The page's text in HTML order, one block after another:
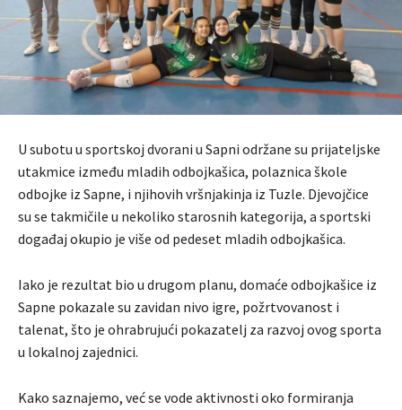
U subotu u sportskoj dvorani u Sapni održane su prijateljske
utakmice između mladih odbojkašica, polaznica škole
odbojke iz Sapne, i njihovih vršnjakinja iz Tuzle. Djevojčice
su se takmičile u nekoliko starosnih kategorija, a sportski
događaj okupio je više od pedeset mladih odbojkašica.
Iako je rezultat bio u drugom planu, domaće odbojkašice iz
Sapne pokazale su zavidan nivo igre, požrtvovanost i
talenat, što je ohrabrujući pokazatelj za razvoj ovog sporta
u lokalnoj zajednici.
Kako saznajemo, već se vode aktivnosti oko formiranja